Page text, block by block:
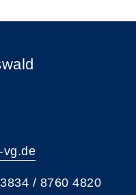
vg.de
/ 8760 4820